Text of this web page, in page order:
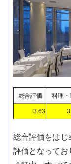
総合評価 料理・
3.63
総合評価をはじ
評価となってお